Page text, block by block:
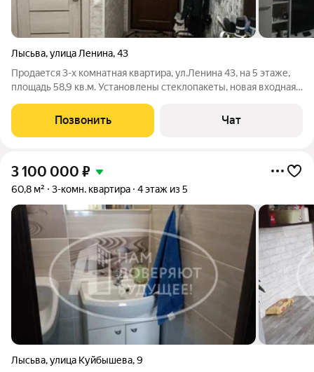
Лысьва,улица Ленина,43
Продается 3-х комнатная квартира, ул.Ленина 43, на 5 этаже,
площадь 58,9 кв.м. Установлены стеклопакеты, новая входная
потолки, ванна, туалет - плитка. Стоимость 3 500 000 руб.
Позвонить Чат
3 100 000 ₽
60,8 м² 3-комн. квартира 4 этаж из 5
Лысьва,улица Куйбышева,9